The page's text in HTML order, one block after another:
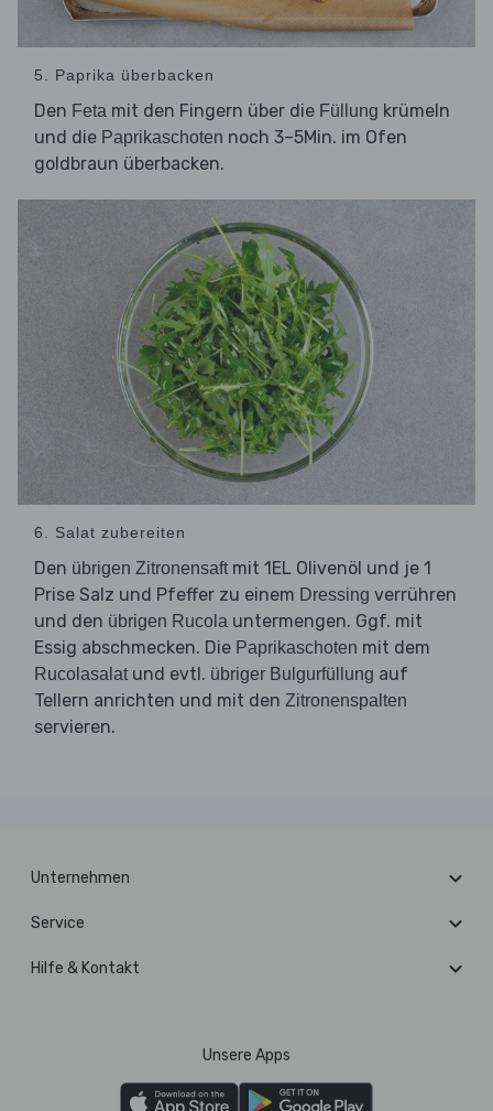
5. Paprika überbacken
Den Feta mit den Fingern über die Füllung krümeln
und die Paprikaschoten noch 3–5Min. im Ofen
goldbraun überbacken.
6. Salat zubereiten
Den übrigen Zitronensaftmit 1EL Olivenöl und je 1
Prise Salz und Pfeffer zu einem Dressing verrühren
und den übrigen Rucola untermengen. Ggf. mit
Essig abschmecken. Die Paprikaschoten mit dem
Rucolasalatund evtl. übriger Bulgurfüllung auf
Tellern anrichten und mit den Zitronenspalten
servieren.
Unternehmen
Service
Hilfe & Kontakt
Unsere Apps